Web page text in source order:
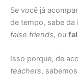
Se você já
de tempo, sabe da
false friends, ou
Isso porque, de
teachers,